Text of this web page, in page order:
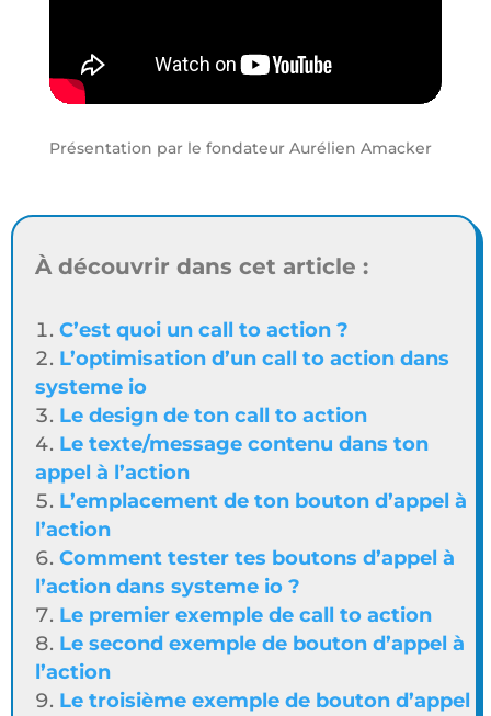
Présentation par le fondateur Aurélien Amacker
À découvrir dans cet article :
C’est quoi un call to action ?
L’optimisation d’un call to action dans
systeme io
Le design de ton call to action
Le texte/message contenu dans ton
appel à l’action
L’emplacement de ton bouton d’appel à
l’action
Comment tester tes boutons d’appel à
l’action dans systeme io ?
Le premier exemple de call to action
Le second exemple de bouton d’appel à
l’action
Le troisième exemple de bouton d’appel